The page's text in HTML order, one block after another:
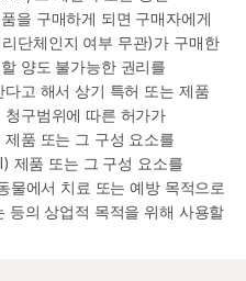
을 구매하게 되면 구매자에게
단체인지 여부 무관)가 구매한
양도 불가능한 권리를
고 해서 상기 특허 또는 제품
구범위에 따른 허가가
품 또는 그 구성 요소를
제품 또는 그 구성 요소를
물에서 치료 또는 예방 목적으로
등의 상업적 목적을 위해 사용할